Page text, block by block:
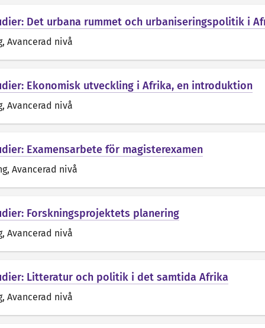
Det urbana rummet och urbaniseringspolitik i
, Avancerad nivå
Ekonomisk utveckling i Afrika, en introduktion
, Avancerad nivå
Examensarbete för magisterexamen
, Avancerad nivå
Forskningsprojektets planering
, Avancerad nivå
Litteratur och politik i det samtida Afrika
, Avancerad nivå